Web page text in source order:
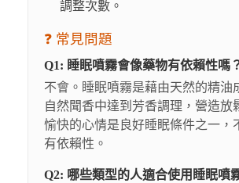
調整次數。
❓ 常見問題
Q1: 睡眠噴霧會像藥物有依賴性嗎
不會。睡眠噴霧是藉由天然的精油
自然聞香中達到芳香調理，營造放
愉快的心情是良好睡眠條件之一，
有依賴性。
Q2: 哪些類型的人適合使用睡眠噴